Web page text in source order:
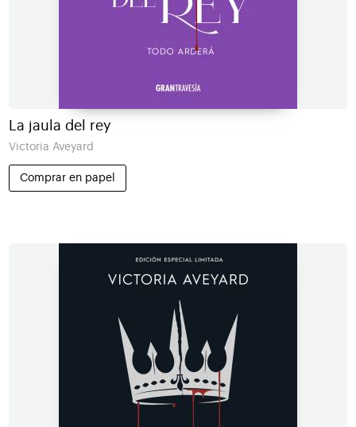
La jaula del rey
Victoria Aveyard
Comprar en papel